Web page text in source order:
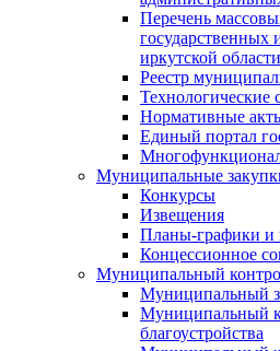
Перечень
государственных
иркутской области
Реестр
Технологические
Нормативные
Единый портал
Муниципальные
Конкурсы
Извещения
Планы-графики и
Концессионное
Муниципальный
Муниципальный
Муниципальный
благоустройства